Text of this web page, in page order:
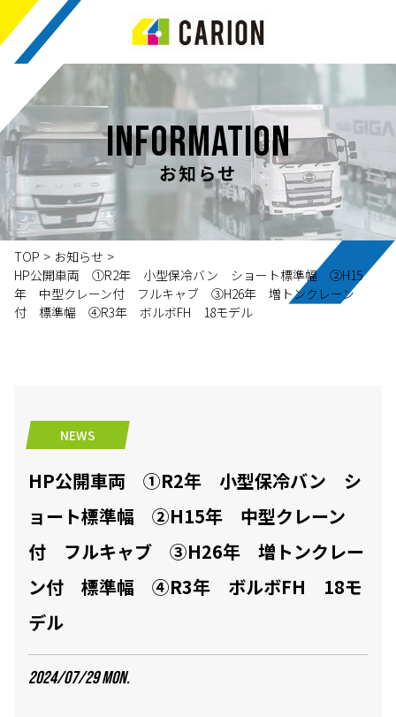
INFORMATION
お知らせ
TOP > お知らせ >
HP公開車両 ①R2年 小型保冷バン ショート標準幅 ②H15
年 中型クレーン付 フルキャブ ③H26年 増トンクレーン
付 標準幅 ④R3年 ボルボFH 18モデル
NEWS
HP公開車両 ①R2年 小型保冷バン シ
ョート標準幅 ②H15年 中型クレーン
付 フルキャブ ③H26年 増トンクレー
ン付 標準幅 ④R3年 ボルボFH 18モ
デル
2024/07/29 MON.